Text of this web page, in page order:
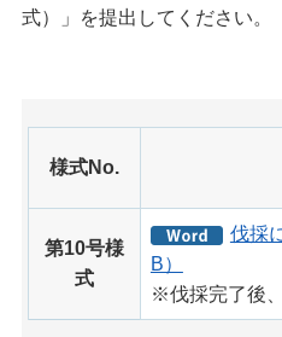
式）」を提出してください。
様式No.
第10号様
式
伐採
B）
※伐採完了後